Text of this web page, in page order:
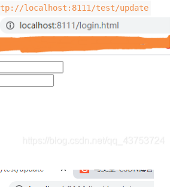
localhost:8111/test/update